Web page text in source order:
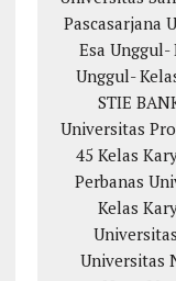
Pascasarjana
Esa Unggul-
Unggul-
STIE
Universitas
45 Kelas
Perbanas
Kelas
Universitas